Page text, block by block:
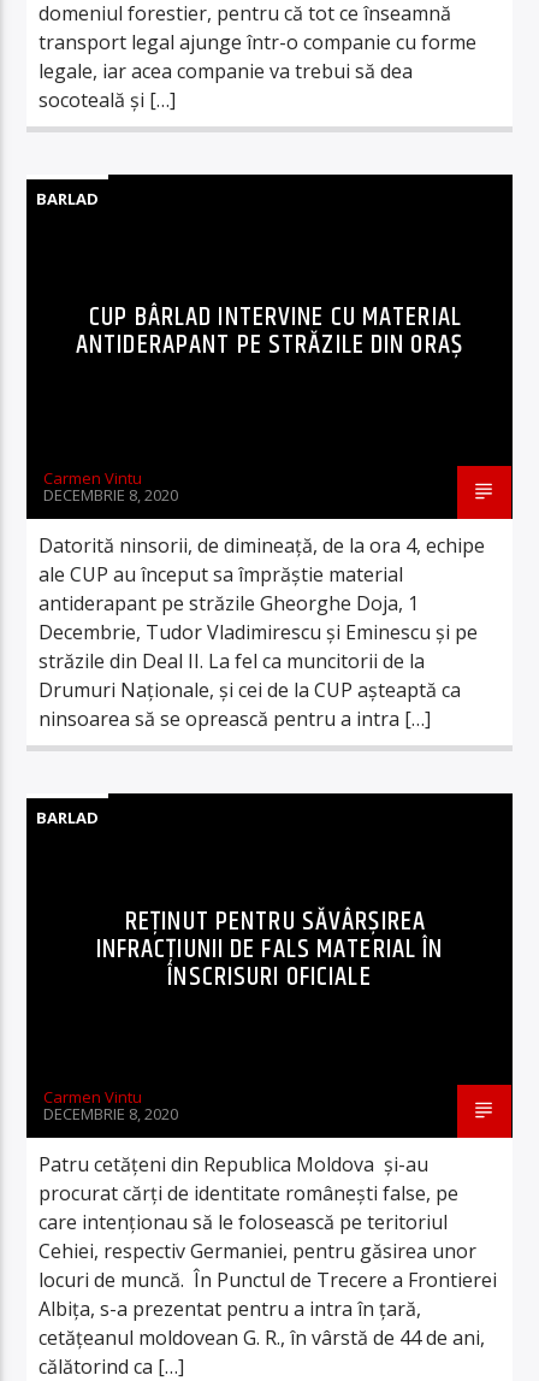
domeniul forestier, pentru că tot ce înseamnă
transport legal ajunge într-o companie cu forme
legale, iar acea companie va trebui să dea
socoteală şi […]
BARLAD
CUP BÂRLAD INTERVINE CU MATERIAL
ANTIDERAPANT PE STRĂZILE DIN ORAȘ
Carmen Vintu
DECEMBRIE 8, 2020
Datorită ninsorii, de dimineață, de la ora 4, echipe
ale CUP au început sa împrăștie material
antiderapant pe străzile Gheorghe Doja, 1
Decembrie, Tudor Vladimirescu și Eminescu și pe
străzile din Deal II. La fel ca muncitorii de la
Drumuri Naționale, și cei de la CUP așteaptă ca
ninsoarea să se oprească pentru a intra […]
BARLAD
REȚINUT PENTRU SĂVÂRȘIREA
INFRACȚIUNII DE FALS MATERIAL ÎN
ÎNSCRISURI OFICIALE
Carmen Vintu
DECEMBRIE 8, 2020
Patru cetățeni din Republica Moldova și-au
procurat cărți de identitate românești false, pe
care intenționau să le folosească pe teritoriul
Cehiei, respectiv Germaniei, pentru găsirea unor
locuri de muncă. În Punctul de Trecere a Frontierei
Albița, s-a prezentat pentru a intra în țară,
cetățeanul moldovean G. R., în vârstă de 44 de ani,
călătorind ca […]